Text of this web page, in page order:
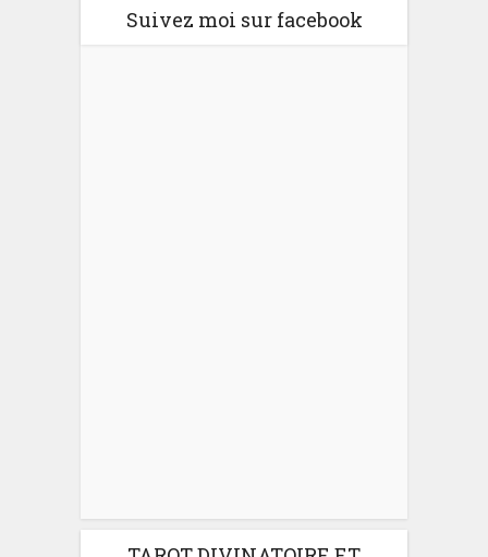
Suivez moi sur facebook